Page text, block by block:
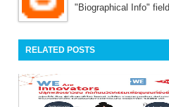
"Biographical Info"
RELATED POSTS